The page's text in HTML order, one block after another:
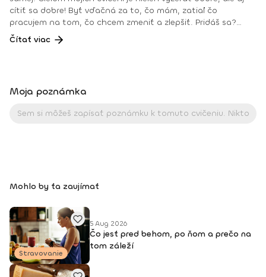
cítiť sa dobre! Byť vďačná za to, čo mám, zatiaľ čo
pracujem na tom, čo chcem zmeniť a zlepšiť. Pridáš sa?
Teším sa na teba na online lekciách vo Fitshakeri, aj vo
Fitshaker podcaste! Taktiež osobne na mojich hodinách v
@andrea_mindfulflow Dosiahnuté vzdelanie: • Špecializačný
IYN certificate – Mindfulness Yoga Instructor (mesačný
academy), Trnava, 2004 • Kurz tanečnej a pohybovej terapie
Čítať viac
Moja poznámka
Mohlo by ťa zaujímať
Stravovanie
5 Aug 2026
Čo jesť pred behom, po ňom a prečo na
tom záleží